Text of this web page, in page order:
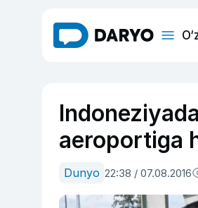
aeroportiga
Dunyo 22:38 / 07.08.2016